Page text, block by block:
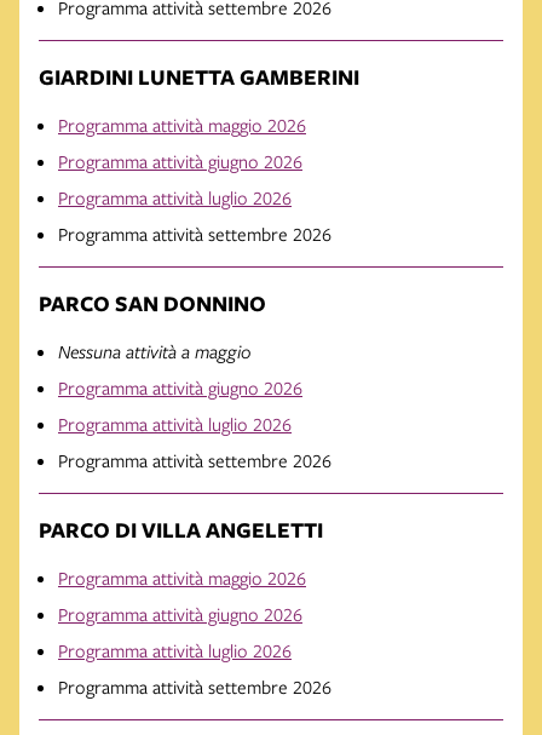
Programma attività settembre 2026
GIARDINI LUNETTA GAMBERINI
Programma attività maggio 2026
Programma attività giugno 2026
Programma attività luglio 2026
Programma attività settembre 2026
PARCO SAN DONNINO
Nessuna attività a maggio
Programma attività giugno 2026
Programma attività luglio 2026
Programma attività settembre 2026
PARCO DI VILLA ANGELETTI
Programma attività maggio 2026
Programma attività giugno 2026
Programma attività luglio 2026
Programma attività settembre 2026